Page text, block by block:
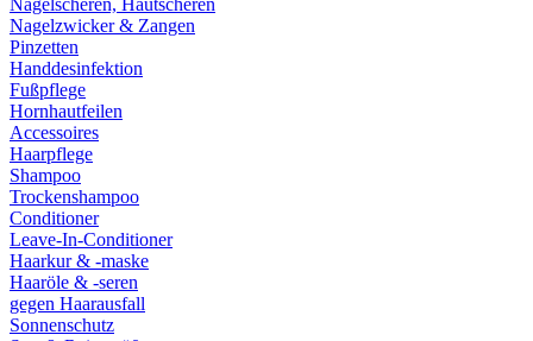
Nagelscheren, Hautscheren
Nagelzwicker & Zangen
Pinzetten
Handdesinfektion
Fußpflege
Hornhautfeilen
Accessoires
Haarpflege
Shampoo
Trockenshampoo
Conditioner
Leave-In-Conditioner
Haarkur & -maske
Haaröle & -seren
gegen Haarausfall
Sonnenschutz